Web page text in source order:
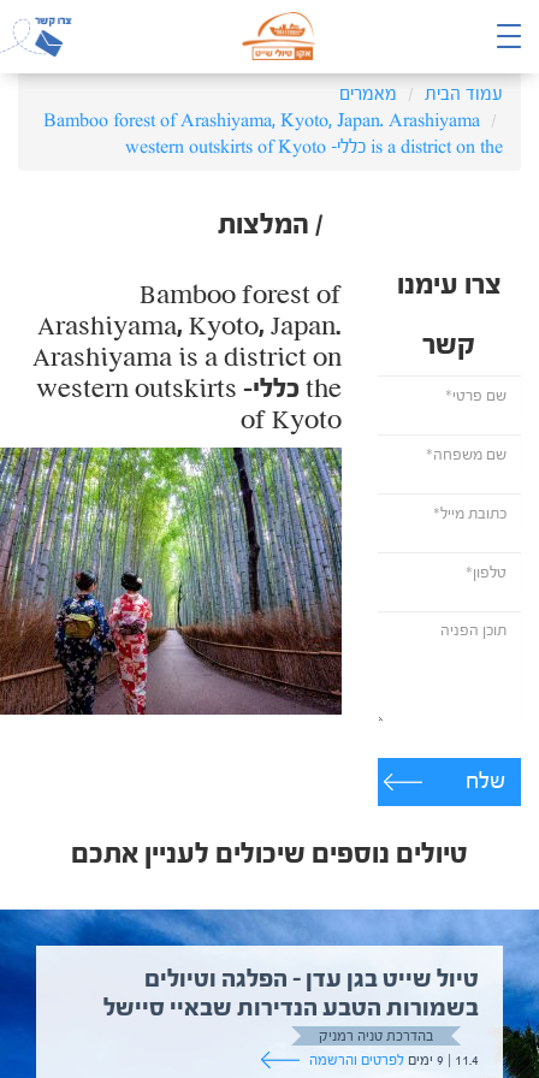
עמוד הבית
מאמרים
Bamboo forest of Arashiyama, Kyoto, Japan. Arashiyama
is a district on the כללי- western outskirts of Kyoto
/ המלצות
צרו עימנו
קשר
שלח
Bamboo forest of
Arashiyama, Kyoto, Japan.
Arashiyama is a district on
the כללי- western outskirts
of Kyoto
טיולים נוספים שיכולים לעניין אתכם
טיול שייט בגן עדן – הפלגה וטיולים
בשמורות הטבע הנדירות שבאיי סיישל
בהדרכת טניה רמניק
11.4 | 9 ימים
לפרטים והרשמה